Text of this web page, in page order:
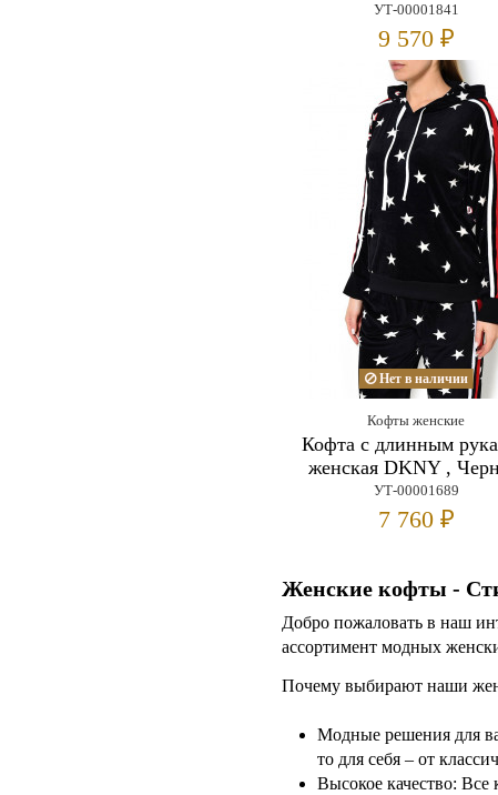
УТ-00001841
9 570 ₽
Нет в наличии
Кофты женские
Кофта с длинным
женская DKNY ,
УТ-00001689
7 760 ₽
Женские кофты -
Добро пожаловать в наш
ассортимент модных
Почему выбирают наши
Модные решения для
то для себя – от
Высокое качество: Все